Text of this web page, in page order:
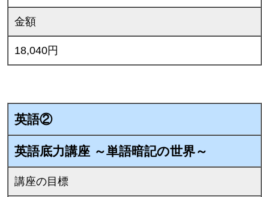
金額
18,040円
英語②
英語底力講座 ～単語暗記の世界～
講座の目標